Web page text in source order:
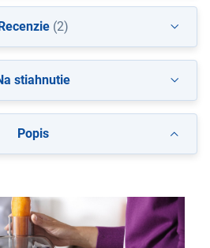
Popis
(2)
stiahnutie